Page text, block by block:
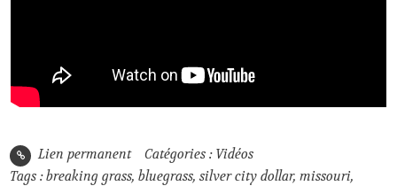
Lien permanent Catégories : Vidéos
Tags :breaking grass,bluegrass,silver city dollar,missouri,